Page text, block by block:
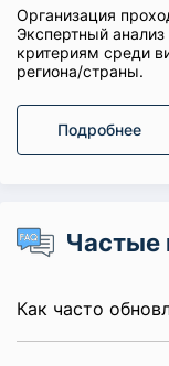
Организация
Экспертный
критериям среди
региона/страны.
Подробнее
Частые
Как часто